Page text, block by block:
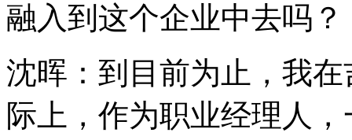
融入到这个企业中去吗？
沈晖：到目前为止，我
际上，作为职业经理人